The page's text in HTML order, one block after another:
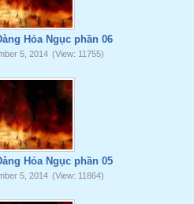
Hỏa Ngục phần 06
5, 2014 (View: 11755)
Hỏa Ngục phần 05
5, 2014 (View: 11864)